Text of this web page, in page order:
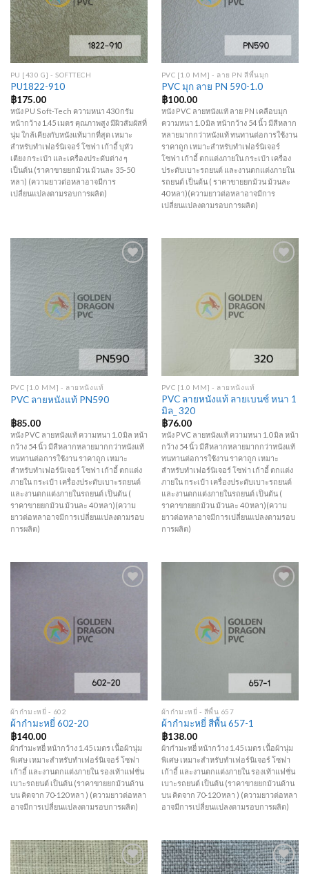
PU [430 G] - SOFTTECH
PU1822-910
฿175.00
หนัง PU Soft-Tech ความหนา 430 กรัม
หน้ากว้าง 1.45 เมตร คุณภาพสูง มีผิวสัมผัสที่
นุ่ม ใกล้เคียงกับหนังแท้มากที่สุด เหมาะ
สำหรับทำเฟอร์นิเจอร์ โซฟา เก้าอี้ บุหัว
เตียง กระเป๋า และเครื่องประดับต่าง ๆ
เป็นต้น (ราคาขายยกม้วน ม้วนละ 35-50
หลา) (ความยาวต่อหลาอาจมีการ
เปลี่ยนแปลงตามรอบการผลิต)
PVC [1.0 MM] - ลาย PN สีพื้นมุก
PVC มุก ลาย PN 590-1.0
฿100.00
หนัง PVC ลายหนังแท้ ลาย PN เคลือบมุก
ความหนา 1.0 มิล หน้ากว้าง 54 นิ้ว มีสีหลาก
หลายมากกว่าหนังแท้ ทนทานต่อการใช้งาน
ราคาถูก เหมาะสำหรับทำเฟอร์นิเจอร์
โซฟา เก้าอี้ ตกแต่งภายใน กระเป๋า เครื่อง
ประดับเบาะรถยนต์ และงานตกแต่งภายใน
รถยนต์ เป็นต้น ( ราคาขายยกม้วน ม้วนละ
40 หลา)(ความยาวต่อหลาอาจมีการ
เปลี่ยนแปลงตามรอบการผลิต)
Add to
Wishlist
PVC [1.0 MM] - ลายหนังแท้
PVC ลายหนังแท้ PN590
฿85.00
หนัง PVC ลายหนังแท้ ความหนา 1.0 มิล หน้า
กว้าง 54 นิ้ว มีสีหลากหลายมากกว่าหนังแท้
ทนทานต่อการใช้งาน ราคาถูก เหมาะ
สำหรับทำเฟอร์นิเจอร์ โซฟา เก้าอี้ ตกแต่ง
ภายใน กระเป๋า เครื่องประดับเบาะรถยนต์
และงานตกแต่งภายในรถยนต์ เป็นต้น (
ราคาขายยกม้วน ม้วนละ 40 หลา)(ความ
ยาวต่อหลาอาจมีการเปลี่ยนแปลงตามรอบ
การผลิต)
Add to
Wishlist
PVC [1.0 MM] - ลายหนังแท้
PVC ลายหนังแท้ ลายเบนซ์ หนา 1
มิล_ 320
฿76.00
หนัง PVC ลายหนังแท้ ความหนา 1.0 มิล หน้า
กว้าง 54 นิ้ว มีสีหลากหลายมากกว่าหนังแท้
ทนทานต่อการใช้งาน ราคาถูก เหมาะ
สำหรับทำเฟอร์นิเจอร์ โซฟา เก้าอี้ ตกแต่ง
ภายใน กระเป๋า เครื่องประดับเบาะรถยนต์
และงานตกแต่งภายในรถยนต์ เป็นต้น (
ราคาขายยกม้วน ม้วนละ 40 หลา)(ความ
ยาวต่อหลาอาจมีการเปลี่ยนแปลงตามรอบ
การผลิต)
Wishlist
ผ้ากำมะหยี่ - 602
ผ้ากำมะหยี่ 602-20
฿140.00
ผ้ากำมะหยี่ หน้ากว้าง 1.45 เมตร เนื้อผ้านุ่ม
พิเศษ เหมาะสำหรับทำเฟอร์นิเจอร์ โซฟา
เก้าอี้ และงานตกแต่งภายใน รองเท้าแฟชั่น
เบาะรถยนต์ เป็นต้น (ราคาขายยกม้วนด้าน
บน คิดจาก 70-120 หลา ) (ความยาวต่อหลา
อาจมีการเปลี่ยนแปลงตามรอบการผลิต)
Wishlist
ผ้ากำมะหยี่ - สีพื้น 657
ผ้ากำมะหยี่ สีพื้น 657-1
฿138.00
ผ้ากำมะหยี่ หน้ากว้าง 1.45 เมตร เนื้อผ้านุ่ม
พิเศษ เหมาะสำหรับทำเฟอร์นิเจอร์ โซฟา
เก้าอี้ และงานตกแต่งภายใน รองเท้าแฟชั่น
เบาะรถยนต์ เป็นต้น (ราคาขายยกม้วนด้าน
บน คิดจาก 70-120 หลา ) (ความยาวต่อหลา
อาจมีการเปลี่ยนแปลงตามรอบการผลิต)